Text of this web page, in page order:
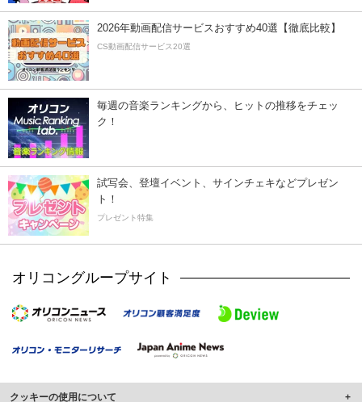
2026年動画配信サービスおすすめ40選【徹底比較】
CS動画配信サービス20選
毎週の音楽ランキングから、ヒットの推移をチェッ
ク！
試写会、登壇イベント、サインチェキなどプレゼン
ト！
プレゼント特集
オリコングループサイト
クッキーの使用について